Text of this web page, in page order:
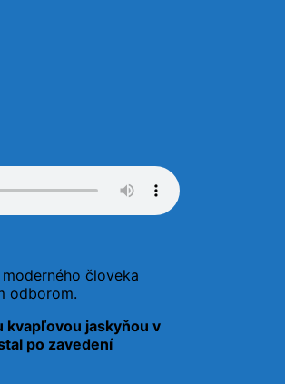
človeka
odborom.
jaskyňou v
po zavedení